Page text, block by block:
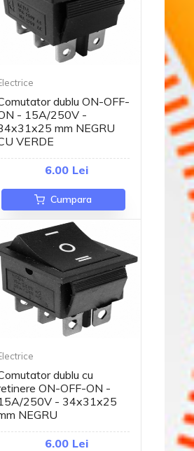
dublu ON-OFF-
- 15A/250V -
mm NEGRU
VERDE
6.00 Lei
Cumpara
dublu cu
ON-OFF-ON -
250V - 34x31x25
NEGRU
6.00 Lei